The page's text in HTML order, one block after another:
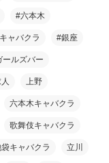
#六本木
ャバクラ #銀座
ールズバー
上野
六本木キャバクラ
歌舞伎キャバクラ
キャバクラ 立川